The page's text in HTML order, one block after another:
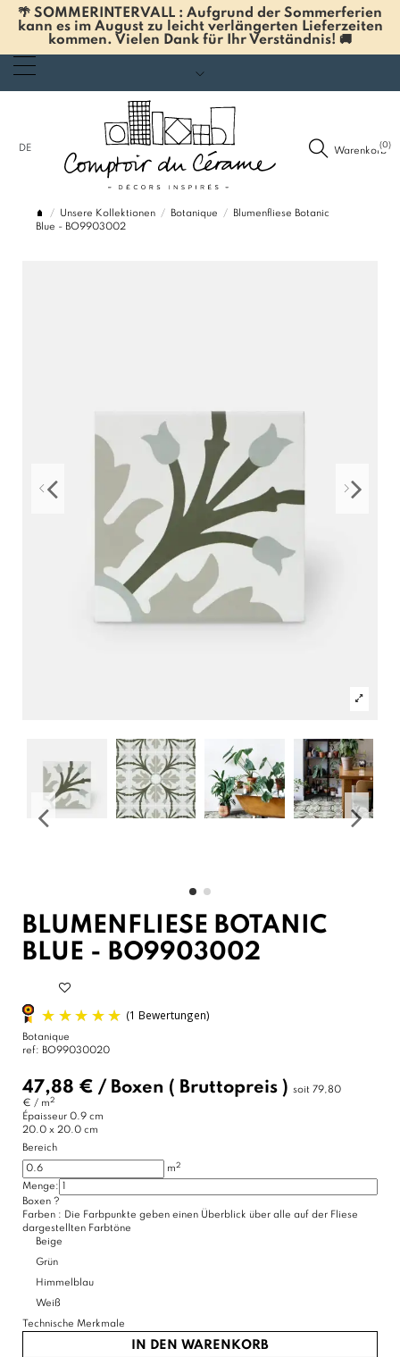
🌴 SOMMERINTERVALL : Aufgrund der Sommerferien
kann es im August zu leicht verlängerten Lieferzeiten
kommen. Vielen Dank für Ihr Verständnis! 🚚
DE Warenkorb
(0)
Unsere Kollektionen Botanique
Blumenfliese Botanic
Blue - BO9903002
BLUMENFLIESE BOTANIC
BLUE - BO9903002
(1 Bewertungen)
Botanique
ref: BO99030020
47,88 € / Boxen ( Bruttopreis ) soit 79,80
€ / m2
Épaisseur 0.9 cm
20.0 x 20.0 cm
Bereich
m2
Menge:
Boxen ?
Farben : Die Farbpunkte geben einen Überblick über alle auf der Fliese
dargestellten Farbtöne
Beige
Grün
Himmelblau
Weiß
Technische Merkmale
IN DEN WARENKORB